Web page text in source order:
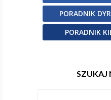
PORADNIK
PORADNIK
SZUKAJ